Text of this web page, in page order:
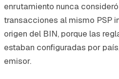
enrutamiento nunca
transacciones al mismo PSP
origen del BIN, porque las
estaban configuradas por
emisor.